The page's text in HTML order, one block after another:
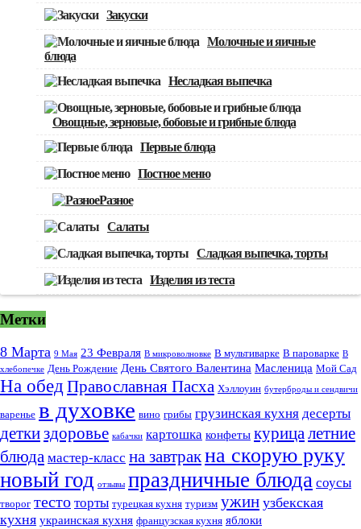
Закуски
Молочные и яичные
блюда
Несладкая выпечка
Овощные, зерновые, бобовые и грибные блюда
Первые блюда
Постное меню
Разное
Салаты
Сладкая выпечка, торты
Изделия из теста
Метки
8 Марта 9 Мая 23 Февраля В микроволновке В мультиварке В пароварке В
хлебопечке День Рождение День Святого Валентина Масленица Мой Сад
На обед Православная Пасха Хэллоуин бутерброды и сендвичи
варенье в духовке вино грибы грузинская кухня десерты
деткиздоровье кабачки картошка конфеты курицалетние
блюда мастер-класс на завтракна скорую руку
новый год отзывы праздничные блюда соусы
творог тесто торты турецкая кухня туризм ужин узбекская
кухня украинская кухня французская кухня яблоки